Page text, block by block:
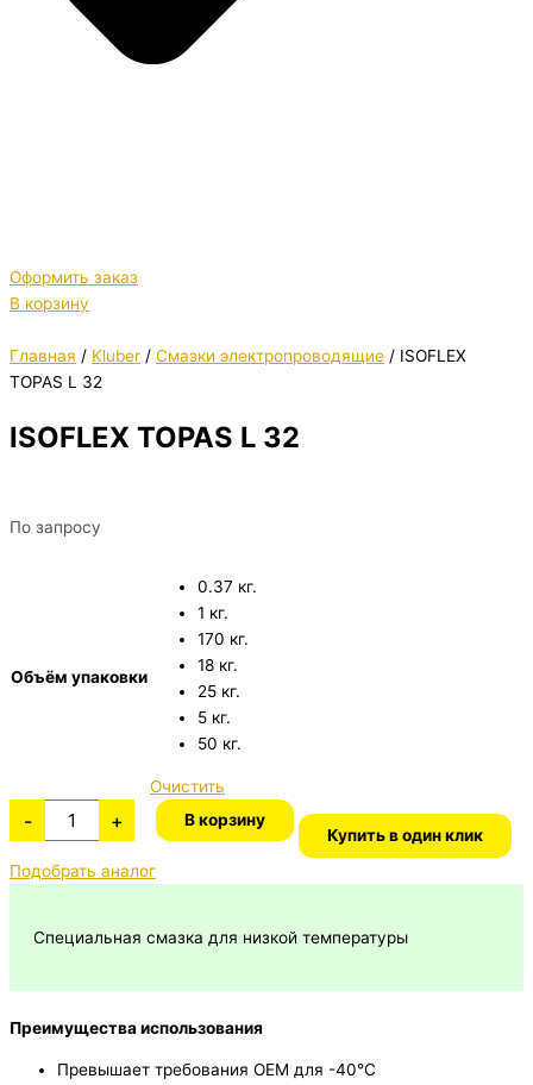
Оформить заказ
В корзину
Главная / Kluber / Смазки электропроводящие / ISOFLEX
TOPAS L 32
ISOFLEX TOPAS L 32
По запросу
Объём упаковки
0.37 кг.
1 кг.
170 кг.
18 кг.
25 кг.
5 кг.
50 кг.
Очистить
- +
В корзину
Купить в один клик
Подобрать аналог
Специальная смазка для низкой температуры
Преимущества использования
Превышает требования OEM для -40°C